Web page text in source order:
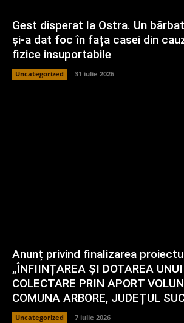
Gest disperat la Ostra. Un
și-a dat foc în fața casei din
fizice insuportabile
Uncategorized 31 iulie 2026
Anunț privind finalizarea
„ÎNFIINȚAREA ȘI DOTAREA
COLECTARE PRIN APORT
COMUNA ARBORE, JUDEȚUL
Uncategorized 7 iulie 2026